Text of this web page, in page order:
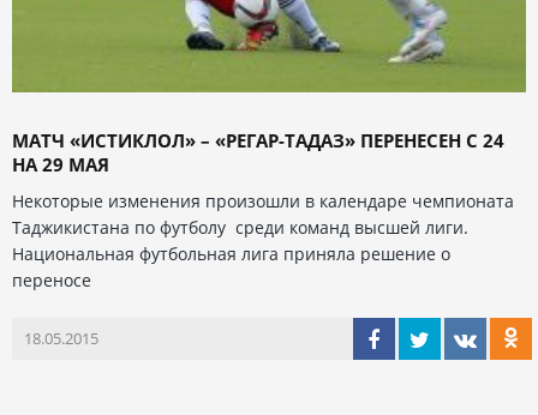
МАТЧ «ИСТИКЛОЛ» – «РЕГАР-ТАДАЗ» ПЕРЕНЕСЕН С 24
НА 29 МАЯ
Некоторые изменения произошли в календаре чемпионата
Таджикистана по футболу среди команд высшей лиги.
Национальная футбольная лига приняла решение о
переносе
18.05.2015